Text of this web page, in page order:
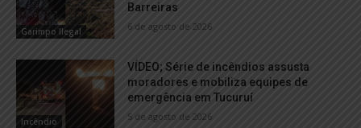
Garimpo Ilegal
Barreiras
6 de agosto de 2026
Incêndio
VÍDEO; Série de incêndios assusta
moradores e mobiliza equipes de
emergência em Tucuruí
5 de agosto de 2026